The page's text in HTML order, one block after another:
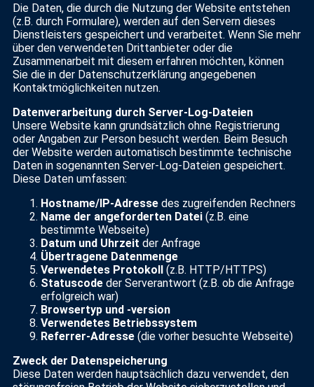
Die Daten, die durch die Nutzung der Website entstehen
(z.B. durch Formulare), werden auf den Servern dieses
Dienstleisters gespeichert und verarbeitet. Wenn Sie mehr
über den verwendeten Drittanbieter oder die
Zusammenarbeit mit diesem erfahren möchten, können
Sie die in der Datenschutzerklärung angegebenen
Kontaktmöglichkeiten nutzen.
Datenverarbeitung durch Server-Log-Dateien
Unsere Website kann grundsätzlich ohne Registrierung
oder Angaben zur Person besucht werden. Beim Besuch
der Website werden automatisch bestimmte technische
Daten in sogenannten Server-Log-Dateien gespeichert.
Diese Daten umfassen:
Hostname/IP-Adresse des zugreifenden Rechners
Name der angeforderten Datei (z.B. eine
bestimmte Webseite)
Datum und Uhrzeit der Anfrage
Übertragene Datenmenge
Verwendetes Protokoll (z.B. HTTP/HTTPS)
Statuscode der Serverantwort (z.B. ob die Anfrage
erfolgreich war)
Browsertyp und -version
Verwendetes Betriebssystem
Referrer-Adresse (die vorher besuchte Webseite)
Zweck der Datenspeicherung
Diese Daten werden hauptsächlich dazu verwendet, den